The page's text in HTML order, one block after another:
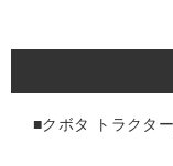
■クボタ トラクタ